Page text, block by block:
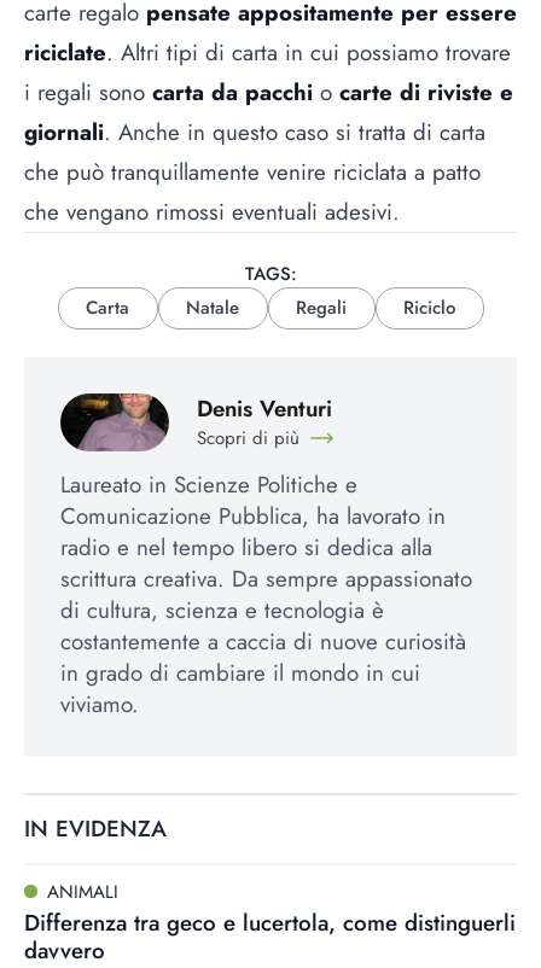
carte regalo pensate appositamente per essere
riciclate. Altri tipi di carta in cui possiamo trovare
i regali sono carta da pacchi o carte di riviste e
giornali. Anche in questo caso si tratta di carta
che può tranquillamente venire riciclata a patto
che vengano rimossi eventuali adesivi.
TAGS:
Carta
Natale Regali Riciclo
Denis Venturi
Scopri di più
Laureato in Scienze Politiche e
Comunicazione Pubblica, ha lavorato in
radio e nel tempo libero si dedica alla
scrittura creativa. Da sempre appassionato
di cultura, scienza e tecnologia è
costantemente a caccia di nuove curiosità
in grado di cambiare il mondo in cui
viviamo.
IN EVIDENZA
ANIMALI
Differenza tra geco e lucertola, come distinguerli
davvero